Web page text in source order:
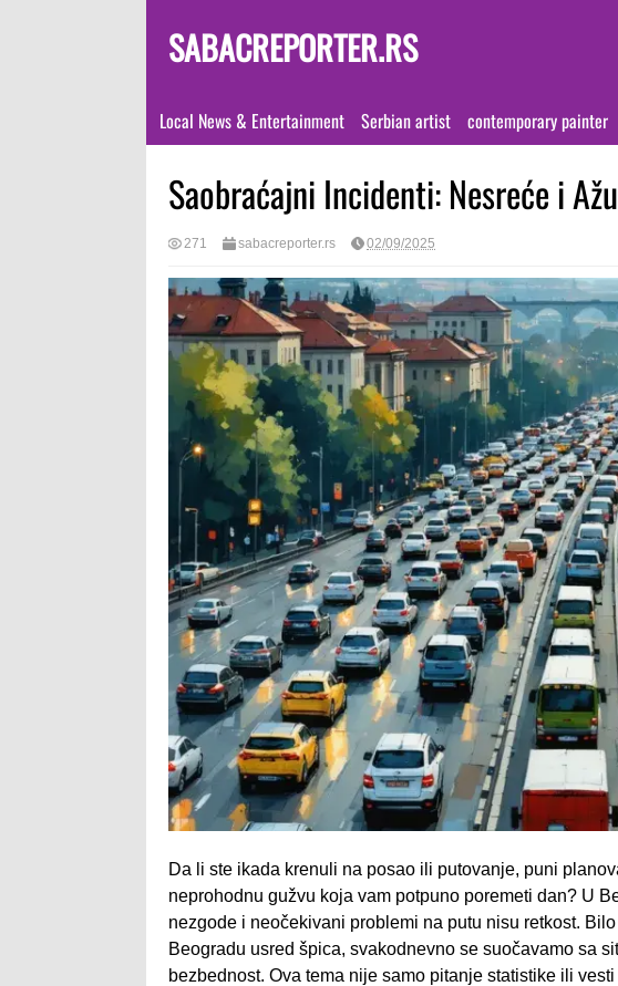
SABACREPORTER.RS
Local News & Entertainment Serbian artist contemporary painter
Saobraćajni Incidenti: Nesreće i
271 sabacreporter.rs 02/09/2025
Da li ste ikada krenuli na posao ili putovanje, puni
neprohodnu gužvu koja vam potpuno poremeti dan? U
nezgode i neočekivani problemi na putu nisu retkost.
Beogradu usred špica, svakodnevno se suočavamo sa
bezbednost. Ova tema nije samo pitanje statistike ili